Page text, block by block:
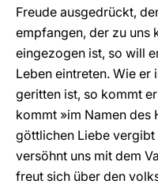
Freude ausgedrückt,
empfangen, der zu uns
eingezogen ist, so will
Leben eintreten. Wie er
geritten ist, so kommt
kommt »im Namen des
göttlichen Liebe vergibt
versöhnt uns mit dem
freut sich über den